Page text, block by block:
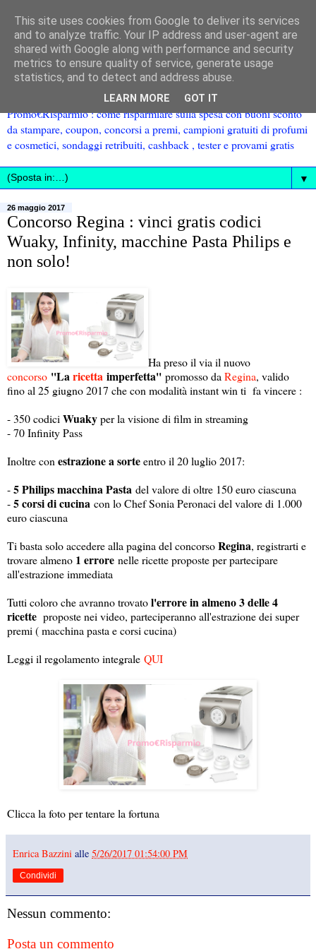
Promo€Risparmio : come risparmiare sulla spesa con buoni sconto
da stampare, coupon, concorsi a premi, campioni gratuiti di profumi
e cosmetici, sondaggi retribuiti, cashback , tester e provami gratis
▼
26 maggio 2017
Concorso Regina : vinci gratis codici
Wuaky, Infinity, macchine Pasta Philips e
non solo!
Ha preso il via il nuovo
concorso ''La ricetta imperfetta'' promosso da Regina, valido
fino al 25 giugno 2017 che con modalità instant win ti fa vincere :
- 350 codici Wuakyper la visione di film in streaming
- 70 Infinity Pass
Inoltre con estrazione a sorteentro il 20 luglio 2017:
-5 Philips macchina Pasta del valore di oltre 150 euro ciascuna
-5 corsi di cucina con lo Chef Sonia Peronaci del valore di 1.000
euro ciascuna
Ti basta solo accedere alla pagina del concorsoRegina, registrarti e
trovare almeno 1 errore nelle ricette proposte per partecipare
all'estrazione immediata
Tutti coloro che avranno trovatol'errore in almeno 3 delle 4
ricette proposte nei video, parteciperanno all'estrazione dei super
premi ( macchina pasta e corsi cucina)
Leggi il regolamento integrale QUI
Clicca la foto per tentare la fortuna
Enrica Bazzini alle 5/26/2017 01:54:00 PM
Condividi
Nessun commento:
Posta un commento
This site uses cookies from Google to deliver its services
and to analyze traffic. Your IP address and user-agent are
shared with Google along with performance and security
metrics to ensure quality of service, generate usage
statistics, and to detect and address abuse.
LEARN MORE GOT IT